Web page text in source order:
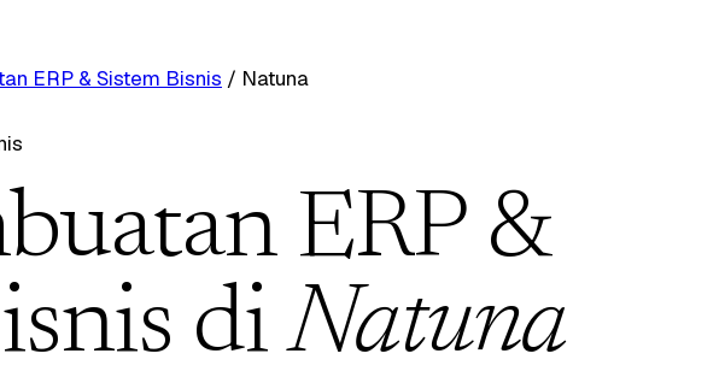
ERP & Sistem Bisnis / Natuna
ERP &
diNatuna